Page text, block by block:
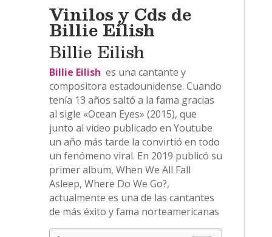
Vinilos y Cds de
Billie Eilish
Billie Eilish
Billie Eilish es una cantante y
compositora estadounidense. Cuando
tenía 13 años saltó a la fama gracias
al sigle «Ocean Eyes» (2015), que
junto al video publicado en Youtube
un año más tarde la convirtió en todo
un fenómeno viral. En 2019 publicó su
primer album, When We All Fall
Asleep, Where Do We Go?,
actualmente es una de las cantantes
de más éxito y fama norteamericanas